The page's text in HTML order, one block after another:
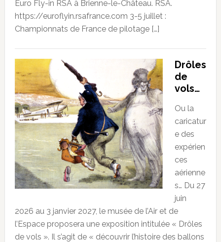
Euro Fly-in RSA à Brienne-le-Château. RSA.
https://euroflyin.rsafrance.com 3-5 juillet :
Championnats de France de pilotage […]
Drôles
de
vols…
Ou la
caricatur
e des
expérien
ces
aérienne
s… Du 27
juin
2026 au 3 janvier 2027, le musée de l’Air et de
l’Espace proposera une exposition intitulée « Drôles
de vols ». Il s’agit de « découvrir l’histoire des ballons